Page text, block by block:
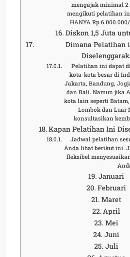
mengajak minimal
mengikuti pelatihan
HANYA Rp
Diskon 1,5 Juta
Dimana Pelatihan
Pelatihan ini dapat
kota-kota besar di
Jakarta, Bandung,
dan Bali. Namun jika
kota lain seperti
Lombok dan Luar
konsultasikan
Kapan Pelatihan Ini
Jadwal pelatihan
Anda lihat berikut ini.
fleksibel
Januari
Februari
Maret
April
Mei
Juni
Juli